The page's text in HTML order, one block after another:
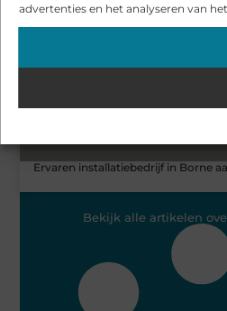
advertenties en het analyseren van
Ervaren installatiebedrijf in Borne
Bekijk alle artikelen